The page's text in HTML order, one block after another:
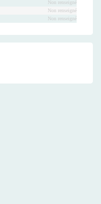
Non renseigné
Non renseigné
Non renseigné